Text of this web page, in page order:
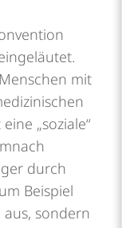
mit
„soziale“
durch
Beispiel
sondern